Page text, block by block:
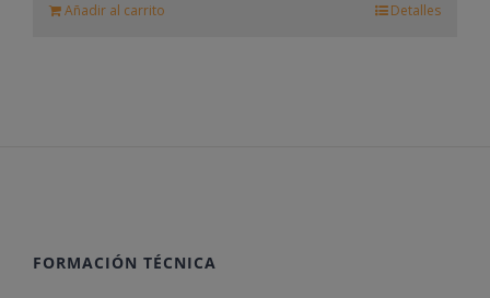
Añadir al carrito Detalles
FORMACIÓN TÉCNICA